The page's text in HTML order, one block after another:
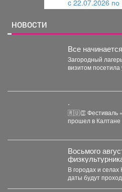
c 22.07.2026 по
НОВОСТИ
Все
Загородный
визитом
.
🇷🇺👏 Фестиваль
прошел в Калтане
Восьмого
В городах и селах
даты будут